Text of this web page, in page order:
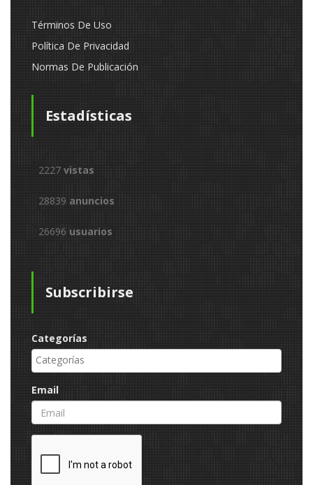
Términos De Uso
Política De Privacidad
Normas De Publicación
Estadísticas
2227 vistas
28839 anuncios
26696 usuarios
Subscribirse
Categorías
Email